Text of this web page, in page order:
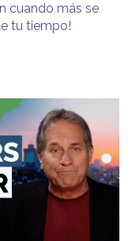
cuando más se
tu tiempo!